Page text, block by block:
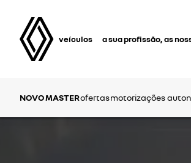
veículos a sua profissão, as
NOVO MASTERofertasmotorizações